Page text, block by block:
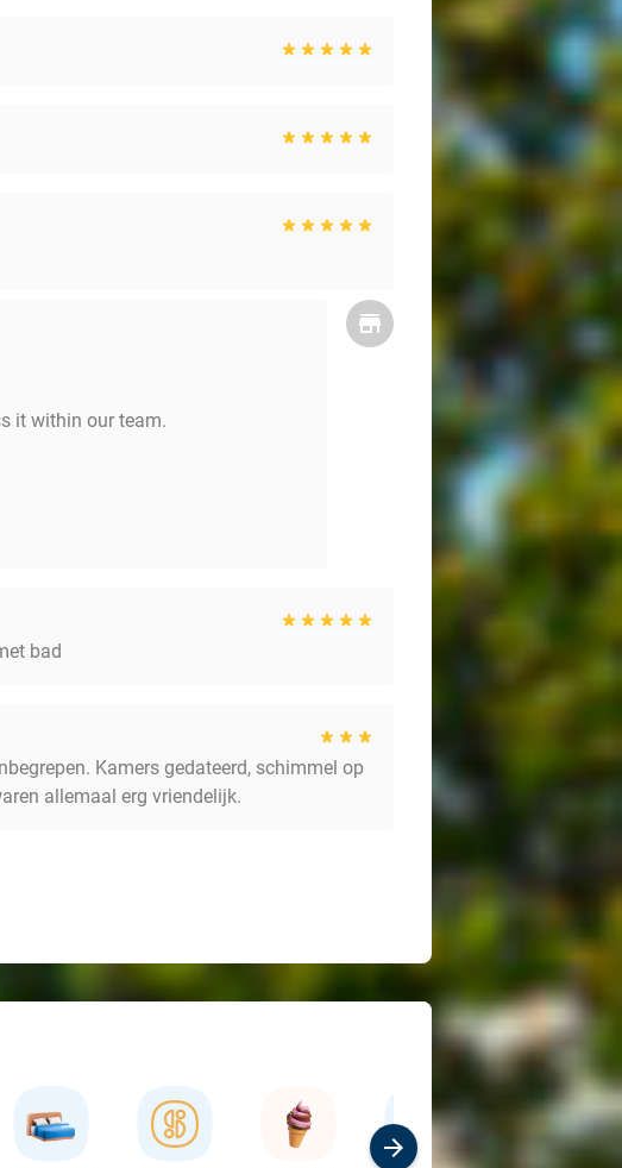
it within our team.
bad
Kamers gedateerd, schimmel op
allemaal erg vriendelijk.